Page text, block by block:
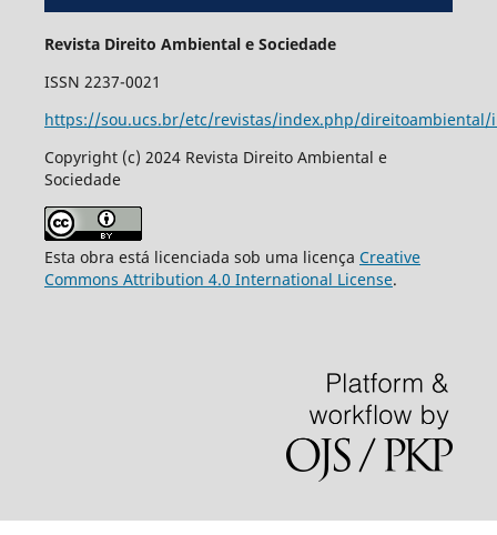
Revista Direito Ambiental e Sociedade
ISSN 2237-0021
https://sou.ucs.br/etc/revistas/index.php/direitoambiental/
Copyright (c) 2024 Revista Direito Ambiental e
Sociedade
Esta obra está licenciada sob uma licença Creative
Commons Attribution 4.0 International License.